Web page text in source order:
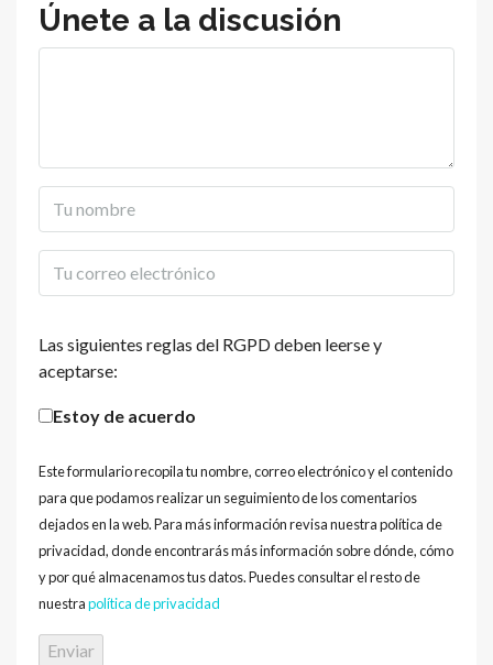
Únete a la discusión
Las siguientes reglas del RGPD deben leerse y
aceptarse:
Estoy de acuerdo
Este formulario recopila tu nombre, correo electrónico y el contenido
para que podamos realizar un seguimiento de los comentarios
dejados en la web. Para más información revisa nuestra política de
privacidad, donde encontrarás más información sobre dónde, cómo
y por qué almacenamos tus datos. Puedes consultar el resto de
nuestrapolítica de privacidad